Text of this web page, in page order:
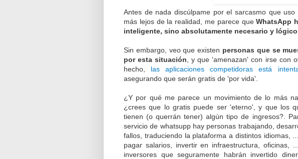
Antes de nada discúlpame por el sarcasmo que
más lejos de la realidad, me parece queWhatsApp
inteligente, sino absolutamente necesario y lógico
Sin embargo, veo que existen personas que se
por esta situación , y que 'amenazan' con irse con
hecho, las aplicaciones competidoras está
asegurando que serán gratis de 'por vida'.
¿Y por qué me parece un movimiento de lo más
¿crees que lo gratis puede ser 'eterno', y que los
tienen (o querrán tener) algún tipo de ingresos?.
servicio de whatsupp hay personas trabajando,
fallos, traduciendo la plataforma a distintos idiomas,
pagar salarios, invertir en infraestructura, oficinas,
inversores que seguramente habrán invertido